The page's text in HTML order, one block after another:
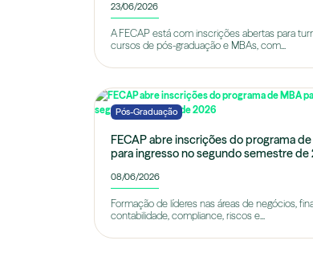
23/06/2026
A FECAP está com inscrições abertas para
cursos de pós-graduação e MBAs, com...
Pós-Graduação
FECAP abre inscrições do programa
para ingresso no segundo semestre de
08/06/2026
Formação de líderes nas áreas de negócios,
contabilidade, compliance, riscos e...